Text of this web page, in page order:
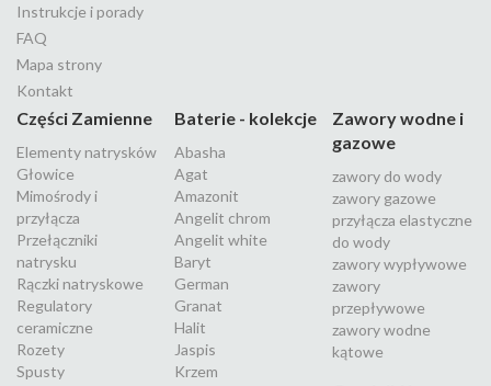
Instrukcje i porady
FAQ
Mapa strony
Kontakt
Części Zamienne
Elementy natrysków
Głowice
Mimośrody i
przyłącza
Przełączniki
natrysku
Rączki natryskowe
Regulatory
ceramiczne
Rozety
Spusty
Baterie - kolekcje
Abasha
Agat
Amazonit
Angelit chrom
Angelit white
Baryt
German
Granat
Halit
Jaspis
Krzem
Zawory wodne i
gazowe
zawory do wody
zawory gazowe
przyłącza elastyczne
do wody
zawory wypływowe
zawory
przepływowe
zawory wodne
kątowe